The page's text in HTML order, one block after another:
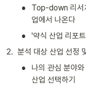
•
Top-down 리서
업에서 나온다
•
'약식 산업 리포
2. 분석 대상 산업 선정
•
나의 관심 분야
산업 선택하기